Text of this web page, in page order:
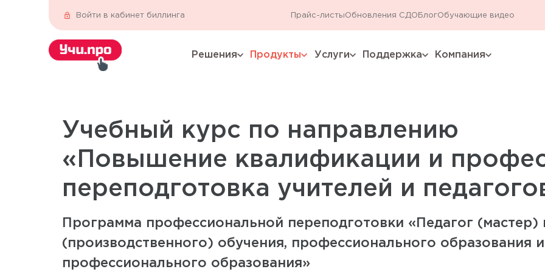
Войти в кабинет биллинга Прайс-листыОбновления СДО БлогОбучающие видео
Решенияexpand_more Продуктыexpand_more Услугиexpand_more Поддержкаexpand_more Компанияexpand_more
Учебный курс по направлению
«Повышение квалификации и
переподготовка учителей и
Программа профессиональной переподготовки «Педагог
(производственного) обучения, профессионального образования
профессионального образования»